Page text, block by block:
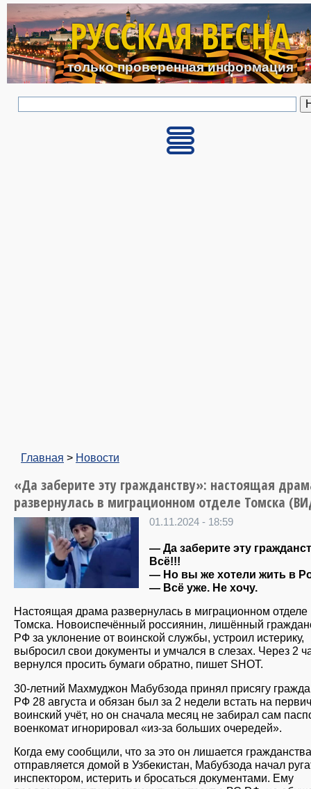
Перейти к основному
РУССКАЯ ВЕСНА
только проверенная информация
Главная > Новости
«Да заберите эту гражданству»: настоящая
развернулась в миграционном отделе Томска
01.11.2024 - 18:59
— Да заберите эту
Всё!!!
— Но вы же хотели жить в
— Всё уже. Не хочу.
Настоящая драма развернулась в миграционном отделе
Томска. Новоиспечённый россиянин, лишённый
РФ за уклонение от воинской службы, устроил истерику,
выбросил свои документы и умчался в слезах. Через 2
вернулся просить бумаги обратно, пишет SHOT.
30-летний Махмуджон Мабубзода принял присягу
РФ 28 августа и обязан был за 2 недели встать на
воинский учёт, но он сначала месяц не забирал сам
военкомат игнорировал «из-за больших очередей».
Когда ему сообщили, что за это он лишается
отправляется домой в Узбекистан, Мабубзода начал
инспектором, истерить и бросаться документами. Ему